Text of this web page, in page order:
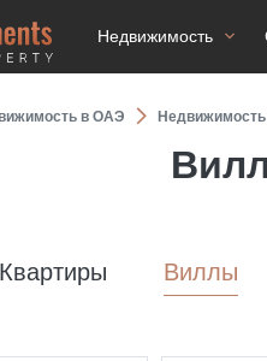
Недвижимость
в ОАЭ
Квартиры Виллы